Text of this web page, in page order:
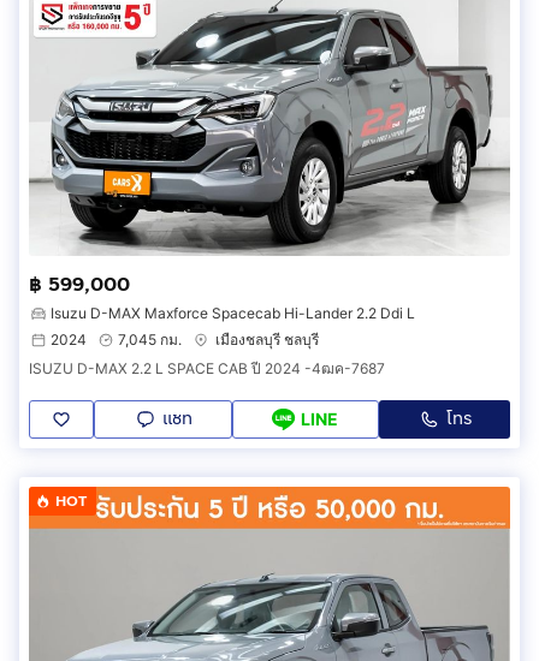
฿ 599,000
Isuzu D-MAX Maxforce Spacecab Hi-Lander 2.2 Ddi L
2024
7,045 กม.
เมืองชลบุรี ชลบุรี
ISUZU D-MAX 2.2 L SPACE CAB ปี 2024 -4ฒค-7687
แชท LINE โทร
HOT